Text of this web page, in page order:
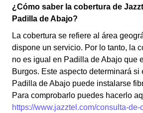
¿Cómo saber la cobertura de
Padilla de Abajo?
La cobertura se refiere al área
dispone un servicio. Por lo tanto, la
no es igual en Padilla de Abajo que
Burgos. Este aspecto determinará si
Padilla de Abajo puede instalarse
Para comprobarlo puedes hacerlo
https://www.jazztel.com/consulta-de-